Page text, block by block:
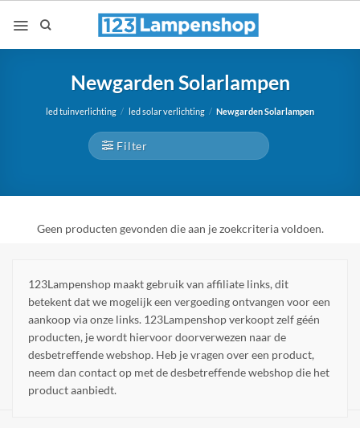
naar
Newgarden Solarlampen
led tuinverlichting / led solar verlichting / Newgarden Solarlampen
Filter
Geen producten gevonden die aan je zoekcriteria voldoen.
123Lampenshop maakt gebruik van affiliate links, dit
betekent dat we mogelijk een vergoeding ontvangen voor een
aankoop via onze links. 123Lampenshop verkoopt zelf géén
producten, je wordt hiervoor doorverwezen naar de
desbetreffende webshop. Heb je vragen over een product,
neem dan contact op met de desbetreffende webshop die het
product aanbiedt.